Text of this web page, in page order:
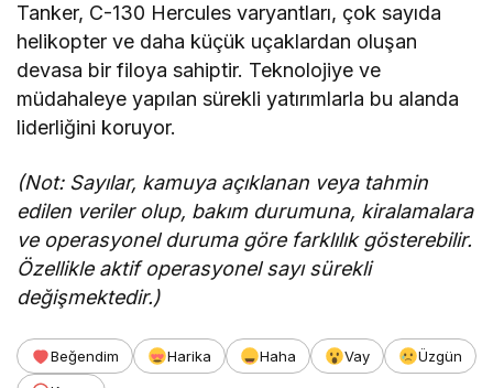
Tanker, C-130 Hercules varyantları, çok sayıda
helikopter ve daha küçük uçaklardan oluşan
devasa bir filoya sahiptir. Teknolojiye ve
müdahaleye yapılan sürekli yatırımlarla bu alanda
liderliğini koruyor.
(Not: Sayılar, kamuya açıklanan veya tahmin
edilen veriler olup, bakım durumuna, kiralamalara
ve operasyonel duruma göre farklılık gösterebilir.
Özellikle aktif operasyonel sayı sürekli
değişmektedir.)
Beğendim Harika Haha Vay
Üzgün